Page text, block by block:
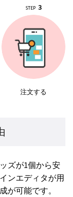
STEP 3
注文する
ズが1個から安
ンエディタが用
が可能です。